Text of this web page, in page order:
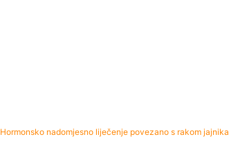
Hormonsko nadomjesno liječenje povezano s rakom jajnika